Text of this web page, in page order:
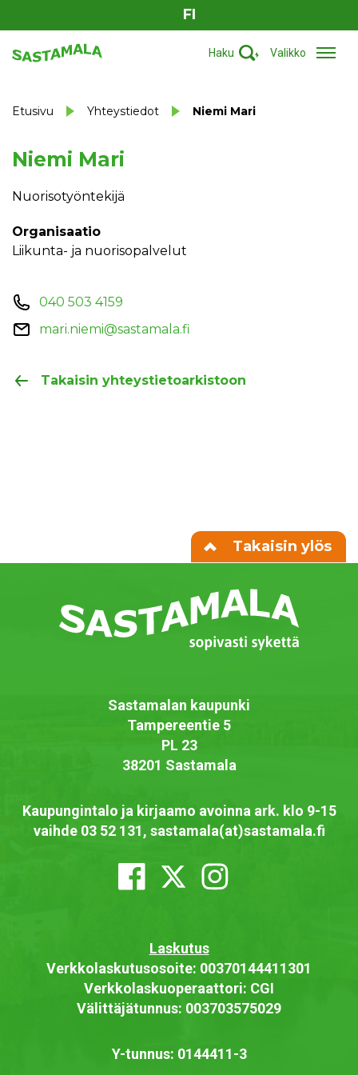
FI
Haku Valikko
Etusivu Yhteystiedot Niemi Mari
Niemi Mari
Nuorisotyöntekijä
Organisaatio
Liikunta- ja nuorisopalvelut
040 503 4159
mari.niemi@sastamala.fi
Takaisin yhteystietoarkistoon
Takaisin ylös
Sastamalan kaupunki
Tampereentie 5
PL 23
38201 Sastamala
Kaupungintalo ja kirjaamo avoinna ark. klo 9-15
vaihde 03 52 131, sastamala(at)sastamala.fi
Laskutus
Verkkolaskutusosoite: 00370144411301
Verkkolaskuoperaattori: CGI
Välittäjätunnus: 003703575029
Y-tunnus: 0144411-3